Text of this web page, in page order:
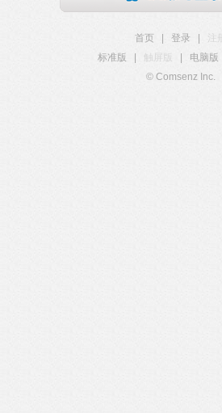
首页 登录
注册
标准版
触屏版 电脑版
© Comsenz Inc.